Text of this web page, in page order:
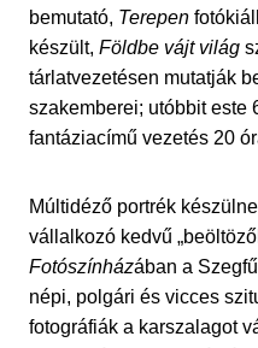
bemutató, Terepen
készült, Földbe vájt világ
tárlatvezetésen mutatják
szakemberei; utóbbit este
fantáziacímű vezetés 20
Múltidéző portrék
vállalkozó kedvű
Fotószínházában a
népi, polgári és vicces
fotográfiák a karszalagot